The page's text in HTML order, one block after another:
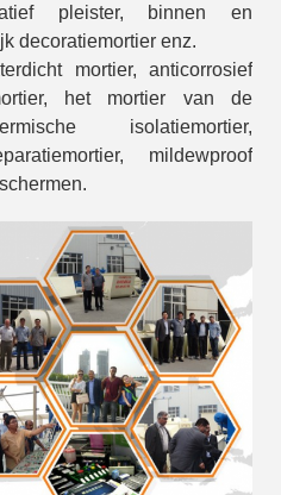
pleister, binnen en
decoratiemortier enz.
mortier, anticorrosief
het mortier van de
isolatiemortier,
mildewproof